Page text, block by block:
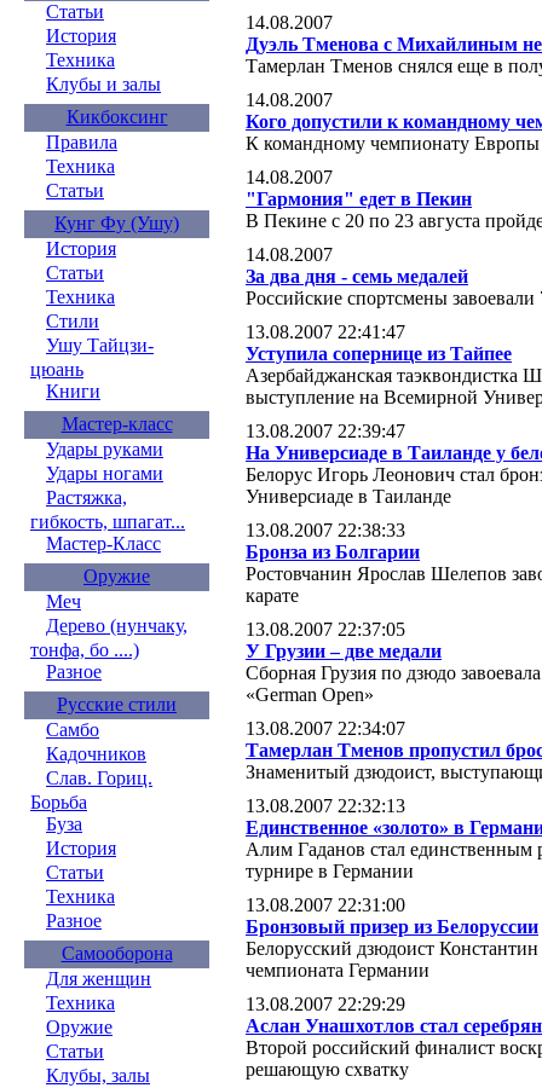
Статьи
История
Техника
Клубы и залы
Кикбоксинг
Правила
Техника
Статьи
Кунг Фу (Ушу)
История
Статьи
Техника
Стили
Ушу Тайцзи-
цюань
Книги
Мастер-класс
Удары руками
Удары ногами
Растяжка,
гибкость, шпагат...
Мастер-Класс
Оружие
Меч
Дерево (нунчаку,
тонфа, бо ....)
Разное
Русские стили
Самбо
Кадочников
Слав. Гориц.
Борьба
Буза
История
Статьи
Техника
Разное
Самооборона
Для женщин
Техника
Оружие
Статьи
Клубы, залы
14.08.2007
Дуэль Тменова с Михайлиным не
Тамерлан Тменов снялся еще в
14.08.2007
Кого допустили к командному
К командному чемпионату
14.08.2007
"Гармония" едет в Пекин
В Пекине с 20 по 23 августа
14.08.2007
За два дня - семь медалей
Российские спортсмены
13.08.2007 22:41:47
Уступила сопернице из Тайпее
Азербайджанская таэквондистка
выступление на Всемирной
13.08.2007 22:39:47
На Универсиаде в Таиланде у
Белорус Игорь Леонович стал
Универсиаде в Таиланде
13.08.2007 22:38:33
Бронза из Болгарии
Ростовчанин Ярослав Шелепов
карате
13.08.2007 22:37:05
У Грузии – две медали
Сборная Грузия по дзюдо
«German Open»
13.08.2007 22:34:07
Тамерлан Тменов пропустил
Знаменитый дзюдоист,
13.08.2007 22:32:13
Единственное «золото» в
Алим Гаданов стал единственным
турнире в Германии
13.08.2007 22:31:00
Бронзовый призер из Белоруссии
Белорусский дзюдоист
чемпионата Германии
13.08.2007 22:29:29
Аслан Унашхотлов стал
Второй российский финалист
решающую схватку